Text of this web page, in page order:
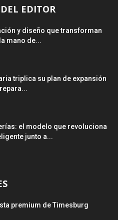
EDITOR
y diseño que transforman
mano de...
triplica su plan de expansión
el modelo que revoluciona
junto a...
premium de Timesburg